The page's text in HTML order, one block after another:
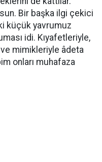
Bir başka ilgi çekici
küçük yavrumuz
idi. Kıyafetleriyle,
mimikleriyle âdeta
onları muhafaza